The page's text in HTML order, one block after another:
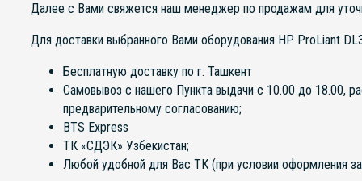
Далее с Вами свяжется наш менеджер по продажам для
Для доставки выбранного Вами оборудования HP ProLiant
Бесплатную доставку по г. Ташкент
Самовывоз с нашего Пункта выдачи с 10.00 до 18.00,
предварительному согласованию;
BTS Express
ТК «СДЭК» Узбекистан;
Любой удобной для Вас ТК (при условии оформления